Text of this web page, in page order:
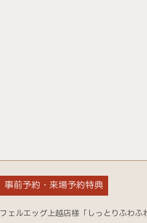
事前予約・来場予約特典
フェルエッグ上越店様「しっとりふわふ